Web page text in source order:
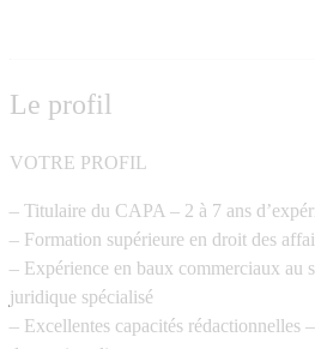
Le profil
VOTRE PROFIL
– Titulaire du CAPA – 2 à 7 ans
– Formation supérieure en droit des
– Expérience en baux commerciaux au
juridique spécialisé
– Excellentes capacités rédactionnelles